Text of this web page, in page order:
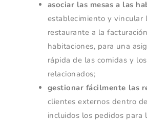
asociar las mesas a las
establecimiento y vincular
restaurante a la
habitaciones, para una
rápida de las comidas y
relacionados;
gestionar fácilmente las
clientes externos dentro
incluidos los pedidos para